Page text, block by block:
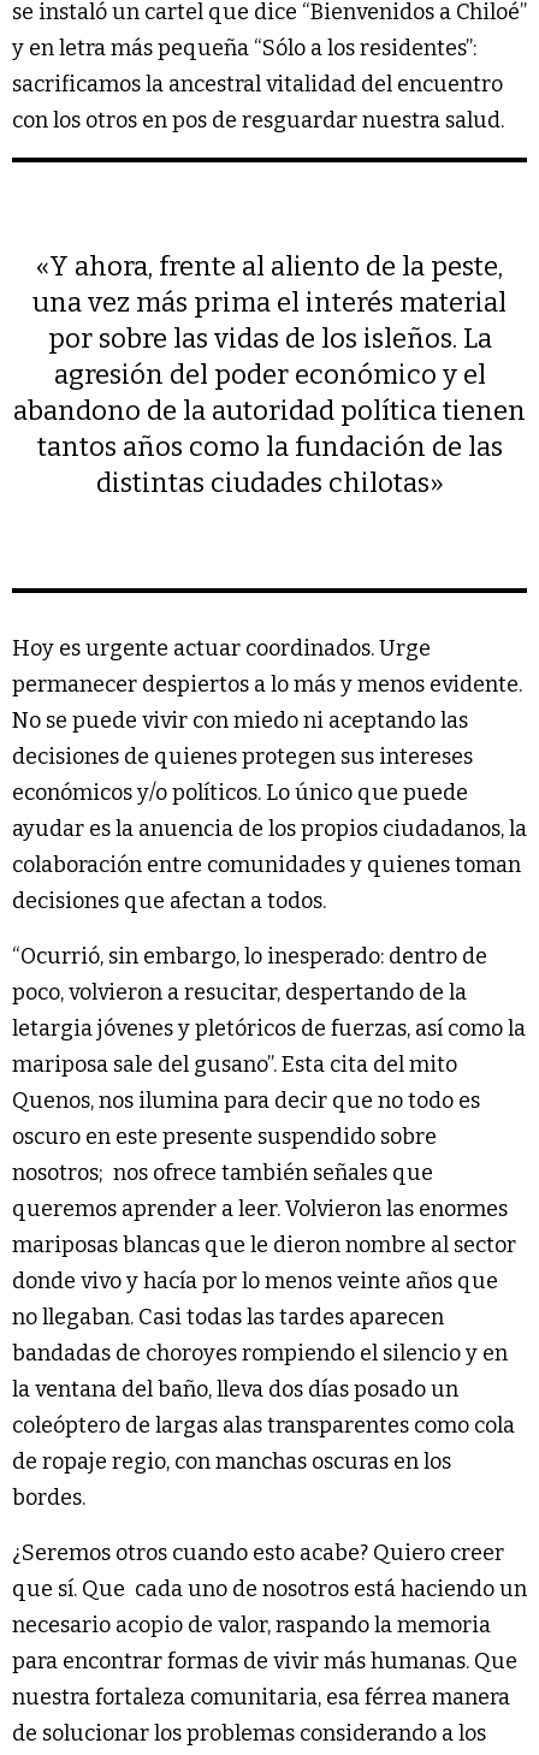
se instaló un cartel que dice “Bienvenidos a Chiloé”
y en letra más pequeña “Sólo a los residentes”:
sacrificamos la ancestral vitalidad del encuentro
con los otros en pos de resguardar nuestra salud.
«Y ahora, frente al aliento de la peste,
una vez más prima el interés material
por sobre las vidas de los isleños. La
agresión del poder económico y el
abandono de la autoridad política tienen
tantos años como la fundación de las
distintas ciudades chilotas»
Hoy es urgente actuar coordinados. Urge
permanecer despiertos a lo más y menos evidente.
No se puede vivir con miedo ni aceptando las
decisiones de quienes protegen sus intereses
económicos y/o políticos. Lo único que puede
ayudar es la anuencia de los propios ciudadanos, la
colaboración entre comunidades y quienes toman
decisiones que afectan a todos.
“Ocurrió, sin embargo, lo inesperado: dentro de
poco, volvieron a resucitar, despertando de la
letargia jóvenes y pletóricos de fuerzas, así como la
mariposa sale del gusano”. Esta cita del mito
Quenos, nos ilumina para decir que no todo es
oscuro en este presente suspendido sobre
nosotros; nos ofrece también señales que
queremos aprender a leer. Volvieron las enormes
mariposas blancas que le dieron nombre al sector
donde vivo y hacía por lo menos veinte años que
no llegaban. Casi todas las tardes aparecen
bandadas de choroyes rompiendo el silencio y en
la ventana del baño, lleva dos días posado un
coleóptero de largas alas transparentes como cola
de ropaje regio, con manchas oscuras en los
bordes.
¿Seremos otros cuando esto acabe? Quiero creer
que sí. Que cada uno de nosotros está haciendo un
necesario acopio de valor, raspando la memoria
para encontrar formas de vivir más humanas. Que
nuestra fortaleza comunitaria, esa férrea manera
de solucionar los problemas considerando a los